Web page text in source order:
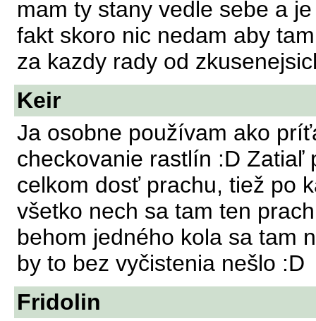
mam ty stany vedle sebe a
fakt skoro nic nedam aby
za kazdy rady od
Keir
Ja osobne používam ako
checkovanie rastlín :D Zatiaľ
celkom dosť prachu, tiež po
všetko nech sa tam ten
behom jedného kola sa tam
by to bez vyčistenia nešlo :D
Fridolin